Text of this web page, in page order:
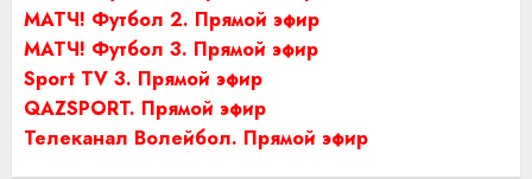
МАТЧ! Футбол 2. Прямой эфир
МАТЧ! Футбол 3. Прямой эфир
Sport TV 3. Прямой эфир
QAZSPORT. Прямой эфир
Телеканал Волейбол. Прямой эфир